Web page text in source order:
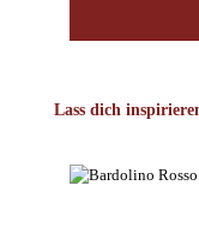
Produktgalerie
Lass dich